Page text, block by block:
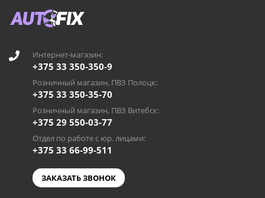
Интернет-магазин:
+375 33 350-350-9
Розничный магазин, ПВЗ Полоцк:
+375 33 350-35-70
Розничный магазин, ПВЗ Витебск:
+375 29 550-03-77
Отдел по работе с юр. лицами:
+375 33 66-99-511
ЗАКАЗАТЬ ЗВОНОК